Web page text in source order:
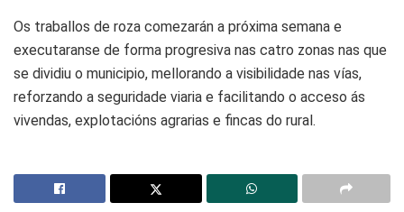
Os traballos de roza comezarán a próxima semana e
executaranse de forma progresiva nas catro zonas nas que
se dividiu o municipio, mellorando a visibilidade nas vías,
reforzando a seguridade viaria e facilitando o acceso ás
vivendas, explotacións agrarias e fincas do rural.